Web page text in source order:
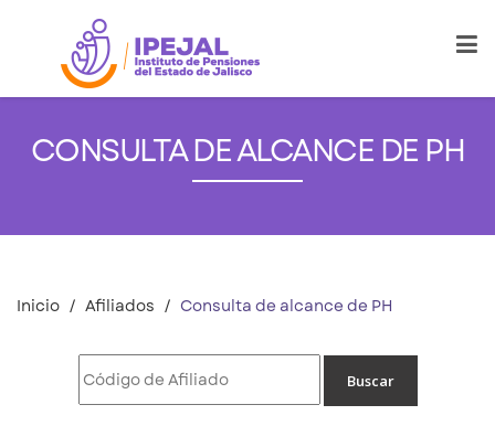
CONSULTA DE ALCANCE DE PH
Inicio Afiliados Consulta de alcance de PH